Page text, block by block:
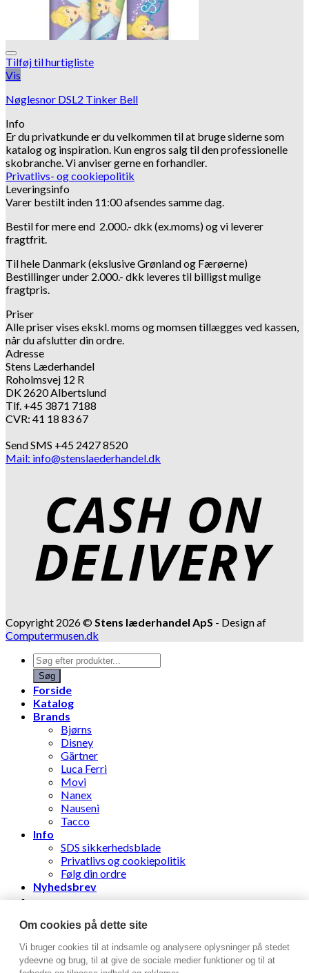
Tilføj til hurtigliste
Vis
Nøglesnor DSL2 Tinker Bell
Info
Er du privatkunde er du velkommen til at bruge siderne som
katalog og inspiration. Kun engros salg til den professionelle
skobranche.Vi anviser gerne en forhandler.
Privatlivs- og cookiepolitik
Leveringsinfo
Varer bestilt inden 11:00 afsendes samme dag.
Bestil for mere end 2.000.- dkk (ex.moms) og vi leverer
fragtfrit.
Til hele Danmark (ekslusive Grønland og Færøerne)
Bestillinger under 2.000.- dkk leveres til billigst mulige
fragtpris.
Priser
Alle priser vises ekskl. moms og momsen tillægges ved kassen,
når du afslutter din ordre.
Adresse
Stens Læderhandel
Roholmsvej 12 R
DK 2620 Albertslund
Tlf. +45 3871 7188
CVR: 41 18 83 67
Send SMS +45 2427 8520
Mail: info@stenslaederhandel.dk
Copyright 2026 © Stens læderhandel ApS - Design af
Computermusen.dk
Products
search
Søg
Forside
Katalog
Brands
Bjørns
Disney
Gärtner
Luca Ferri
Movi
Nanex
Nauseni
Tacco
Info
SDS sikkerhedsblade
Privatlivs og cookiepolitik
Følg din ordre
Nyhedsbrev
Log ind
Om cookies på dette site
Vi bruger cookies til at indsamle og analysere oplysninger på stedet
ydeevne og brug, til at give de sociale medier funktioner og til at